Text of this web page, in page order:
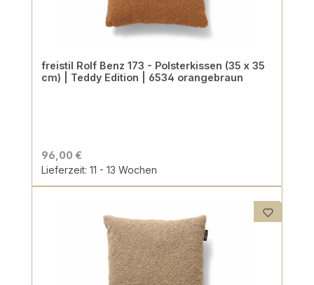
freistil Rolf Benz 173 - Polsterkissen (35 x 35
cm) | Teddy Edition | 6534 orangebraun
96,00 €
Lieferzeit: 11 - 13 Wochen